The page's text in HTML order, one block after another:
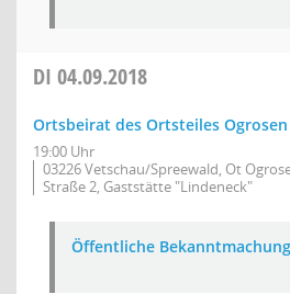
DI 04.09.2018
Ortsbeirat des Ortsteiles Ogrosen
19:00 Uhr
03226 Vetschau/Spreewald, Ot
Straße 2, Gaststätte "Lindeneck"
Öffentliche Bekanntmachung